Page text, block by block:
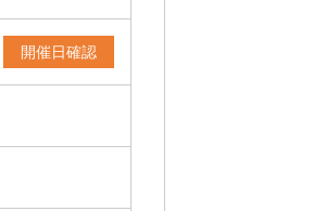
開催日確認